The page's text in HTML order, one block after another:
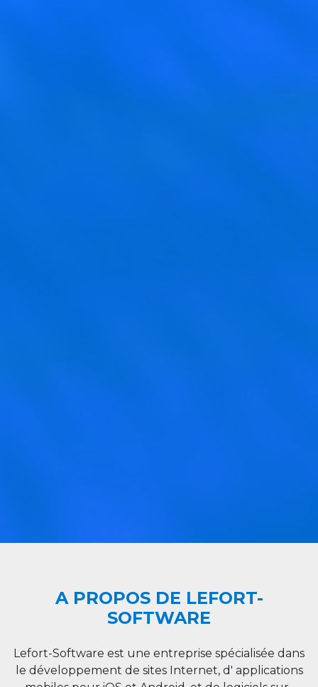
A PROPOS DE LEFORT-
SOFTWARE
Lefort-Software est une entreprise spécialisée dans
le développement de sites Internet, d' applications